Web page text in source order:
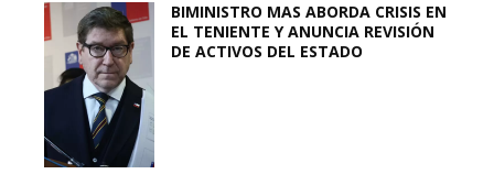
BIMINISTRO MAS ABORDA CRISIS EN
EL TENIENTE Y ANUNCIA REVISIÓN
DE ACTIVOS DEL ESTADO